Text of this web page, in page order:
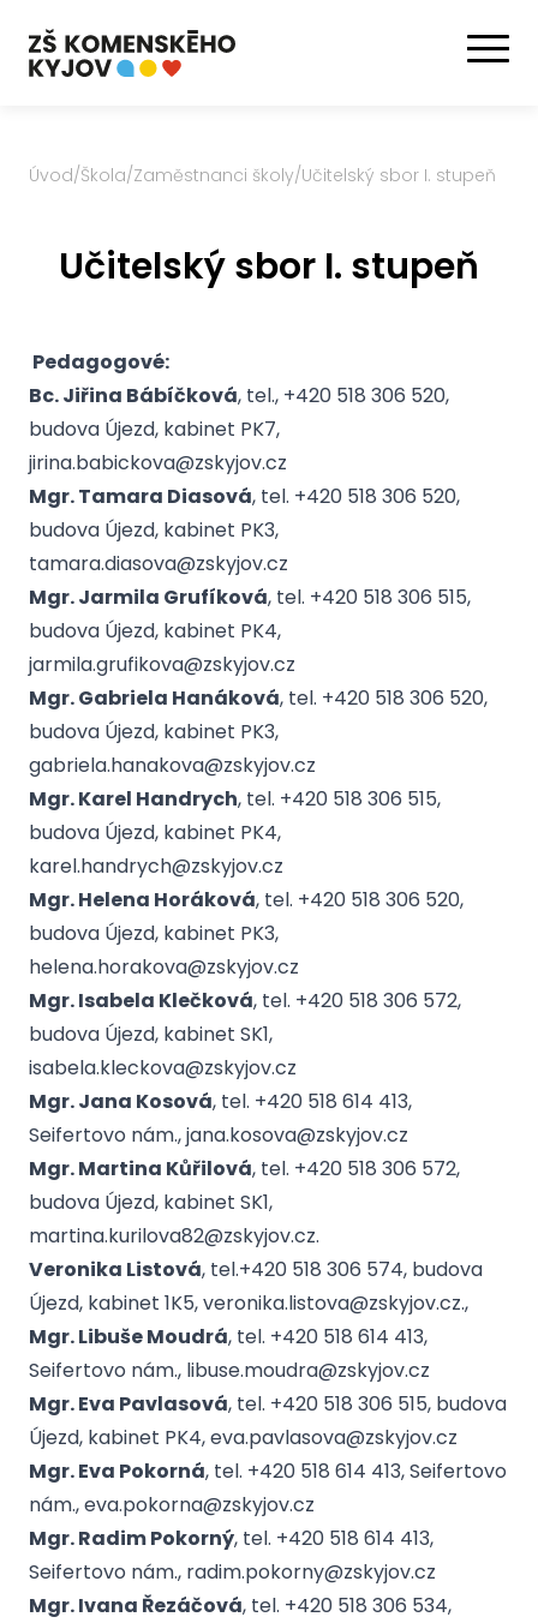
Úvod/Škola/Zaměstnanci školy/Učitelský sbor I. stupeň
Učitelský sbor I. stupeň
Pedagogové:
Bc. Jiřina Bábíčková, tel., +420 518 306 520,
budova Újezd, kabinet PK7,
jirina.babickova@zskyjov.cz
Mgr. Tamara Diasová, tel. +420 518 306 520,
budova Újezd, kabinet PK3,
tamara.diasova@zskyjov.cz
Mgr. Jarmila Grufíková, tel. +420 518 306 515,
budova Újezd, kabinet PK4,
jarmila.grufikova@zskyjov.cz
Mgr. Gabriela Hanáková, tel. +420 518 306 520,
budova Újezd, kabinet PK3,
gabriela.hanakova@zskyjov.cz
Mgr. Karel Handrych, tel. +420 518 306 515,
budova Újezd, kabinet PK4,
karel.handrych@zskyjov.cz
Mgr. Helena Horáková, tel. +420 518 306 520,
budova Újezd, kabinet PK3,
helena.horakova@zskyjov.cz
Mgr. Isabela Klečková, tel. +420 518 306 572,
budova Újezd, kabinet SK1,
isabela.kleckova@zskyjov.cz
Mgr. Jana Kosová, tel. +420 518 614 413,
Seifertovo nám., jana.kosova@zskyjov.cz
Mgr. Martina Kůřilová, tel. +420 518 306 572,
budova Újezd, kabinet SK1,
martina.kurilova82@zskyjov.cz.
Veronika Listová, tel.+420 518 306 574, budova
Újezd, kabinet 1K5, veronika.listova@zskyjov.cz.,
Mgr. Libuše Moudrá, tel. +420 518 614 413,
Seifertovo nám., libuse.moudra@zskyjov.cz
Mgr. Eva Pavlasová, tel. +420 518 306 515, budova
Újezd, kabinet PK4, eva.pavlasova@zskyjov.cz
Mgr. Eva Pokorná, tel. +420 518 614 413, Seifertovo
nám., eva.pokorna@zskyjov.cz
Mgr. Radim Pokorný, tel. +420 518 614 413,
Seifertovo nám., radim.pokorny@zskyjov.cz
Mgr. Ivana Řezáčová, tel. +420 518 306 534,